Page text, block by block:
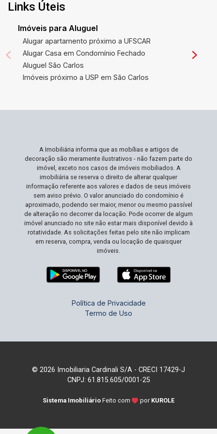
sejam atendidas com facilidade. Sem falar na
um investimento seguro e promissor para o
futuro. Ideal Para Você Ideal para famílias que
desejam espaço e conforto sem abrir mão da
praticidade. Se você busca um lar que ofereça
áreas de convivência aconchegantes e recursos
que facilitem a rotina diária, este imóvel atenderá
rara no mercado, unindo preço acessível,
qualidade e uma localização privilegiada. Com a
demanda contínua por imóveis nesta região de
São Carlos, esta oportunidade é realmente única.
Agende sua visita e descubra como este lar pode
ser perfeito para você e sua família!
Links Úteis
Imóveis para Aluguel
Alugar apartamento próximo a UFSCAR
Alugar Casa em Condomínio Fechado
Aluguel São Carlos
Imóveis próximo a USP em São Carlos
A Imobiliária informa que as mobílias e artigos de
decoração são meramente ilustrativos - não fazem parte do
imóvel, exceto nos casos de imóveis mobiliados. A
imobiliária se reserva o direito de alterar qualquer
informação referente aos valores e dados de seus imóveis
sem aviso prévio. O valor anunciado do condomínio é
aproximado, podendo ser maior, menor ou mesmo passível
de alteração no decorrer da locação. Pode ocorrer de algum
imóvel anunciado no site não estar mais disponível devido à
rotatividade. As solicitações feitas pelo site não implicam
em reserva, compra, venda ou locação de quaisquer
imóveis.
Política de Privacidade
Termo de Uso
© 2026 Imobiliaria Cardinali S/A - CRECI 17429-J
CNPJ: 61.815.605/0001-25
Sistema Imobiliário Feito com por KUROLE